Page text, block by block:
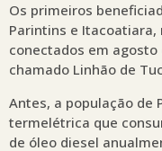
Os primeiros
Parintins e Itacoatiara,
conectados em agosto
chamado Linhão de
Antes, a população de
termelétrica que
de óleo diesel